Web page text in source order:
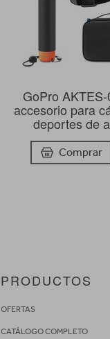
GoPro
accesorio para
deportes de
Comprar
PRODUCTOS
OFERTAS
CATÁLOGO COMPLETO